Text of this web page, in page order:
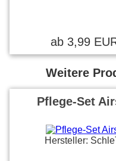
ab 3,99
Weitere
Pflege-Set
Hersteller: